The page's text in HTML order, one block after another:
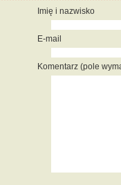
Imię i nazwisko
E-mail
Komentarz (pole